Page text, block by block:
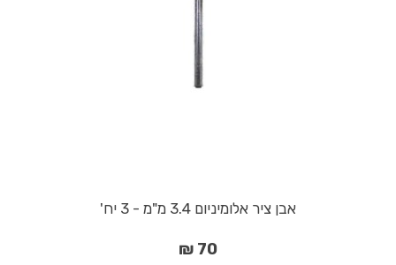
אבן ציר אלומיניום 3.4 מ"מ - 3 יח'
70 ₪